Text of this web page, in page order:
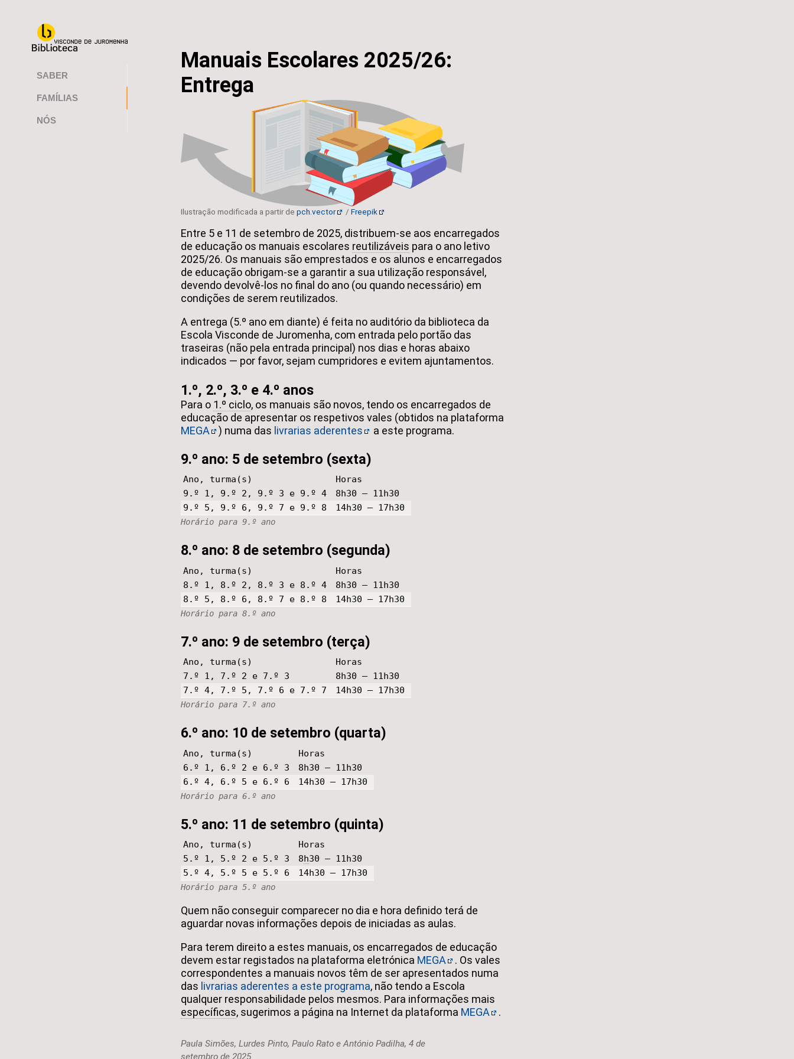
SABER
FAMÍLIAS
NÓS
Manuais Escolares 2025/26:
Entrega
Ilustração modificada a partir de pch.vector / Freepik
Entre 5 e 11 de setembro de 2025, distribuem-se aos encarregados
de educação os manuais escolares reutilizáveis para o ano letivo
2025/26. Os manuais são emprestados e os alunos e encarregados
de educação obrigam-se a garantir a sua utilização responsável,
devendo devolvê-los no final do ano (ou quando necessário) em
condições de serem reutilizados.
A entrega (5.º ano em diante) é feita no auditório da biblioteca da
Escola Visconde de Juromenha, com entrada pelo portão das
traseiras (não pela entrada principal) nos dias e horas abaixo
indicados — por favor, sejam cumpridores e evitem ajuntamentos.
1.º, 2.º, 3.º e 4.º anos
Para o 1.º ciclo, os manuais são novos, tendo os encarregados de
educação de apresentar os respetivos vales (obtidos na plataforma
MEGA
) numa das livrarias aderentes a este programa.
9.º ano: 5 de setembro (sexta)
Horário para 9.º ano
Ano, turma(s)
Horas
9.º 1, 9.º 2, 9.º 3 e 9.º 4
8h30 – 11h30
9.º 5, 9.º 6, 9.º 7 e 9.º 8
14h30 – 17h30
8.º ano: 8 de setembro (segunda)
Horário para 8.º ano
Ano, turma(s)
Horas
8.º 1, 8.º 2, 8.º 3 e 8.º 4
8h30 – 11h30
8.º 5, 8.º 6, 8.º 7 e 8.º 8
14h30 – 17h30
7.º ano: 9 de setembro (terça)
Horário para 7.º ano
Ano, turma(s)
Horas
7.º 1, 7.º 2 e 7.º 3
8h30 – 11h30
7.º 4, 7.º 5, 7.º 6 e 7.º 7
14h30 – 17h30
6.º ano: 10 de setembro (quarta)
Horário para 6.º ano
Ano, turma(s)
Horas
6.º 1, 6.º 2 e 6.º 3
8h30 – 11h30
6.º 4, 6.º 5 e 6.º 6
14h30 – 17h30
5.º ano: 11 de setembro (quinta)
Horário para 5.º ano
Ano, turma(s)
Horas
5.º 1, 5.º 2 e 5.º 3
8h30 – 11h30
5.º 4, 5.º 5 e 5.º 6
14h30 – 17h30
Quem não conseguir comparecer no dia e hora definido terá de
aguardar novas informações depois de iniciadas as aulas.
Para terem direito a estes manuais, os encarregados de educação
devem estar registados na plataforma eletrónica MEGA
. Os vales
correspondentes a manuais novos têm de ser apresentados numa
das livrarias aderentes a este programa, não tendo a Escola
qualquer responsabilidade pelos mesmos. Para informações mais
específicas, sugerimos a página na Internet da plataforma MEGA .
Paula Simões, Lurdes Pinto, Paulo Rato e António Padilha, 4 de
setembro de 2025